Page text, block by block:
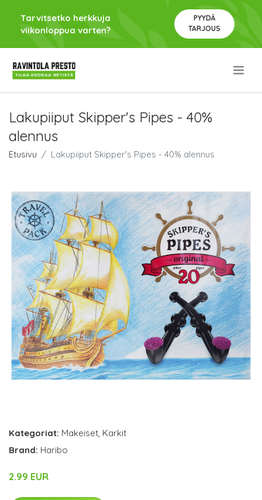
Tarvitsetko herkkuja
viikonloppua varten?
PYYDÄ
TARJOUS
Lakupiiput Skipper's Pipes - 40%
alennus
Etusivu Lakupiiput Skipper's Pipes - 40% alennus
Kategoriat: Makeiset, Karkit
Brand: Haribo
2.99 EUR